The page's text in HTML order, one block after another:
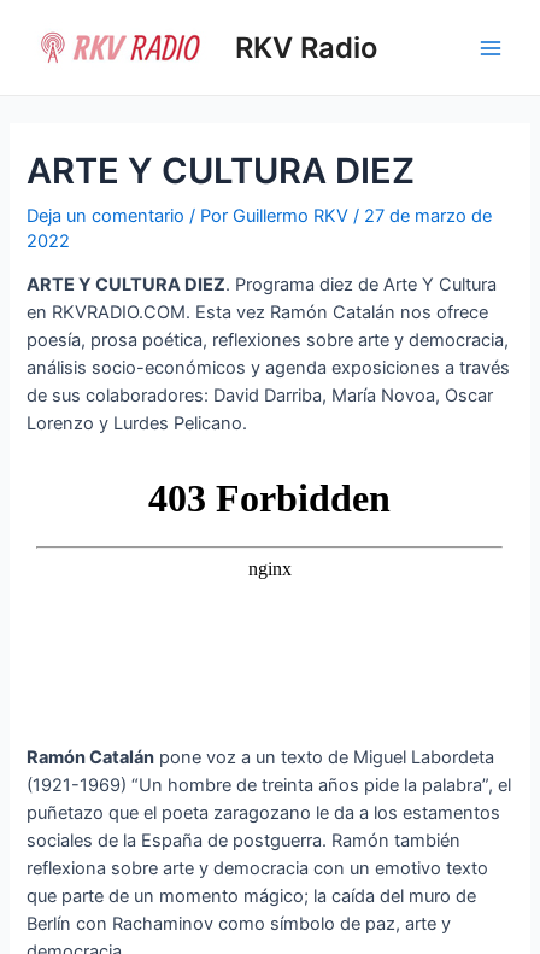
contenido
RKV Radio
ARTE Y CULTURA DIEZ
Deja un comentario / PorGuillermo RKV/ 27 de marzo de
2022
ARTE Y CULTURA DIEZ. Programa diez de Arte Y Cultura
en RKVRADIO.COM. Esta vez Ramón Catalán nos ofrece
poesía, prosa poética, reflexiones sobre arte y democracia,
análisis socio-económicos y agenda exposiciones a través
de sus colaboradores: David Darriba, María Novoa, Oscar
Lorenzo y Lurdes Pelicano.
Ramón Catalán pone voz a un texto de Miguel Labordeta
(1921-1969) “Un hombre de treinta años pide la palabra”, el
puñetazo que el poeta zaragozano le da a los estamentos
sociales de la España de postguerra. Ramón también
reflexiona sobre arte y democracia con un emotivo texto
que parte de un momento mágico; la caída del muro de
Berlín con Rachaminov como símbolo de paz, arte y